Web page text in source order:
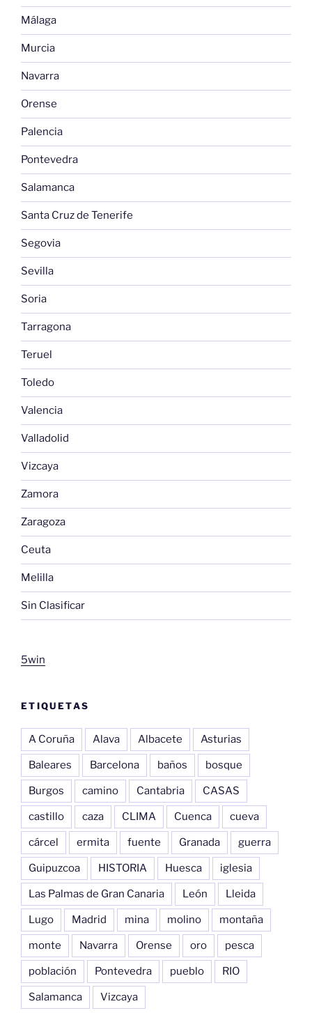
Málaga
Murcia
Navarra
Orense
Palencia
Pontevedra
Salamanca
Santa Cruz de Tenerife
Segovia
Sevilla
Soria
Tarragona
Teruel
Toledo
Valencia
Valladolid
Vizcaya
Zamora
Zaragoza
Ceuta
Melilla
Sin Clasificar
5win
ETIQUETAS
A Coruña Alava Albacete Asturias
Baleares Barcelona baños bosque
Burgos camino Cantabria CASAS
castillo caza CLIMA Cuenca cueva
cárcel ermita fuente Granada guerra
Guipuzcoa HISTORIA Huesca iglesia
Las Palmas de Gran Canaria León Lleida
Lugo Madrid mina molino montaña
monte Navarra Orense oro pesca
población Pontevedra pueblo RIO
Salamanca Vizcaya